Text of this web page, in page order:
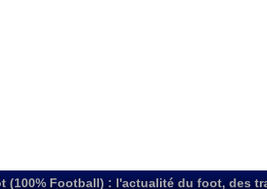
(100% Football) : l'actualité du foot, des